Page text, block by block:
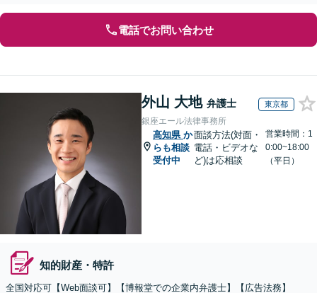
電話でお問い合わせ
外山 大地 弁護士 東京都
銀座エール法律事務所
高知県 か
らも相談
受付中
面談方法(対面・
電話・ビデオな
ど)は応相談
営業時間：1
0:00~18:00
（平日）
知的財産・特許
全国対応可【Web面談可】【博報堂での企業内弁護士】【広告法務】